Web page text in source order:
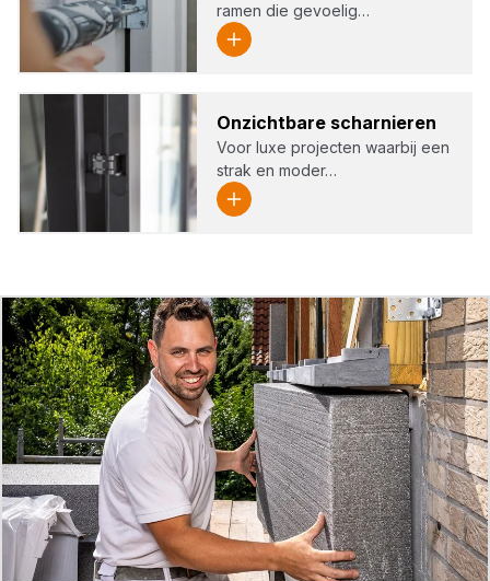
ramen die gevoelig…
Onzicht­ba­re schar­nie­ren
Voor luxe projecten waarbij een
strak en moder…